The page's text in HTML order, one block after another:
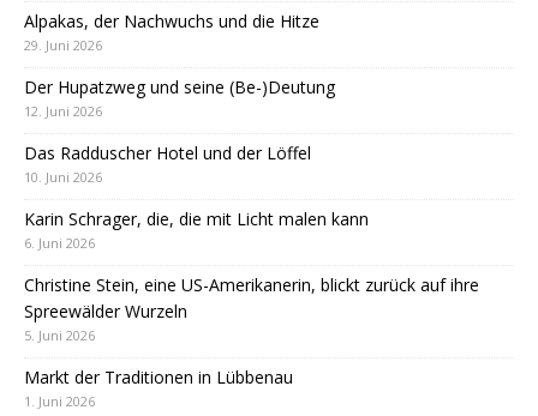
Alpakas, der Nachwuchs und die Hitze
29. Juni 2026
Der Hupatzweg und seine (Be-)Deutung
12. Juni 2026
Das Radduscher Hotel und der Löffel
10. Juni 2026
Karin Schrager, die, die mit Licht malen kann
6. Juni 2026
Christine Stein, eine US-Amerikanerin, blickt zurück auf ihre
Spreewälder Wurzeln
5. Juni 2026
Markt der Traditionen in Lübbenau
1. Juni 2026